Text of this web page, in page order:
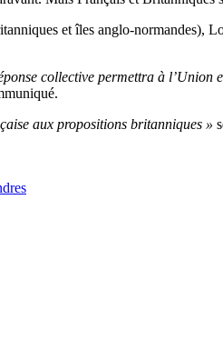
et îles anglo-
collective permettra à l’Union
aux propositions britanniques »